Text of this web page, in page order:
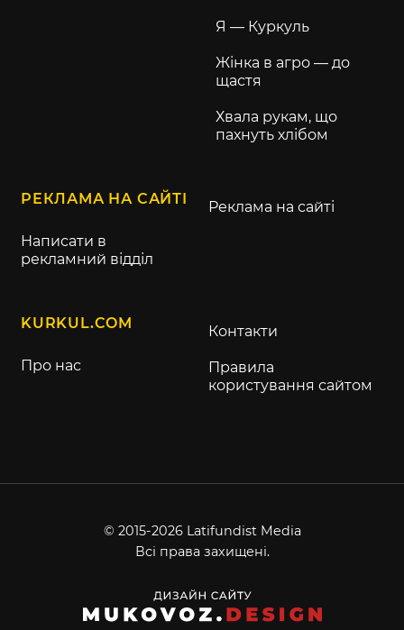
Я — Куркуль
Жінка в агро — до
щастя
Хвала рукам, що
пахнуть хлібом
РЕКЛАМА НА САЙТІ
Написати в
рекламний відділ
Реклама на сайті
KURKUL.COM
Про нас
Контакти
Правила
користування сайтом
© 2015-2026 Latifundist Media
Всі права захищені.